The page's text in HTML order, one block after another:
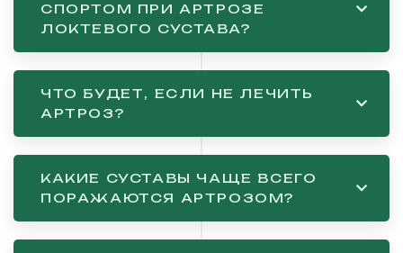
СПОРТОМ ПРИ АРТРОЗЕ
ЛОКТЕВОГО СУСТАВА?
ЧТО БУДЕТ, ЕСЛИ НЕ ЛЕЧИТЬ
АРТРОЗ?
КАКИЕ СУСТАВЫ ЧАЩЕ ВСЕГО
ПОРАЖАЮТСЯ АРТРОЗОМ?